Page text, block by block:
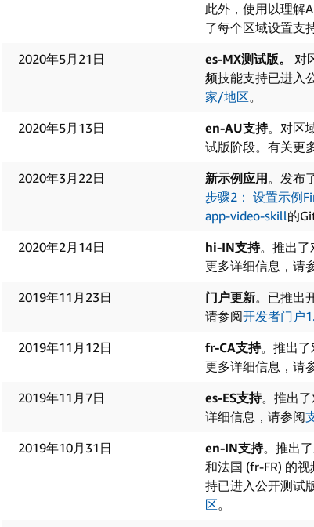
此外，使用以理解
了每个区域设置支
2020年5月21日
es-MX测试版。
对
频技能支持已进入
家/地区。
2020年5月13日
en-AU支持。对区
试版阶段。有关更
2020年3月22日
新示例应用 。发布
步骤2： 设置示例
app-video-skill的
2020年2月14日
hi-IN支持。推出了
更多详细信息，请
2019年11月23日
门户更新。已推出
请参阅开发者门户
2019年11月12日
fr-CA支持。推出
更多详细信息，请
2019年11月7日
es-ES支持。推出
详细信息，请参阅
2019年10月31日
en-IN支持。推出
和法国 (fr-FR) 的
持已进入公开测试
区。